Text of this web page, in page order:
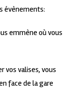
évènements:
emmène où vous
vos valises, vous
face de la gare